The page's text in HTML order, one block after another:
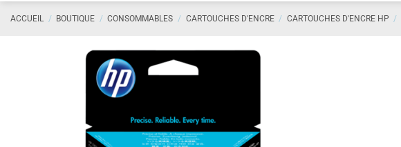
ACCUEIL / BOUTIQUE / CONSOMMABLES / CARTOUCHES D'ENCRE / CARTOUCHES D'ENCRE HP /